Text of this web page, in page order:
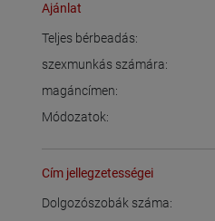
Ajánlat
Teljes bérbeadás:
szexmunkás számára:
magáncímen:
Módozatok:
Cím jellegzetességei
Dolgozószobák száma: